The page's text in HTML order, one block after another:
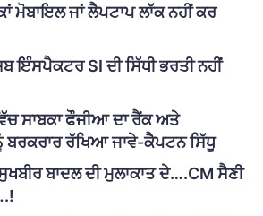
ਮੋਬਾਇਲ ਜਾਂ ਲੈਪਟਾਪ ਲਾੱਕ ਨਹੀਂ ਕਰ
ਇੰਸਪੈਕਟਰ SI ਦੀ ਸਿੱਧੀ ਭਰਤੀ ਨਹੀਂ
ਸਾਬਕਾ ਫੌਜੀਆ ਦਾ ਰੈਂਕ ਅਤੇ
ਬਰਕਰਾਰ ਰੱਖਿਆ ਜਾਵੇ-ਕੈਪਟਨ ਸਿੱਧੂ
ਬਾਦਲ ਦੀ ਮੁਲਾਕਾਤ ਦੇ….CM ਸੈਣੀ